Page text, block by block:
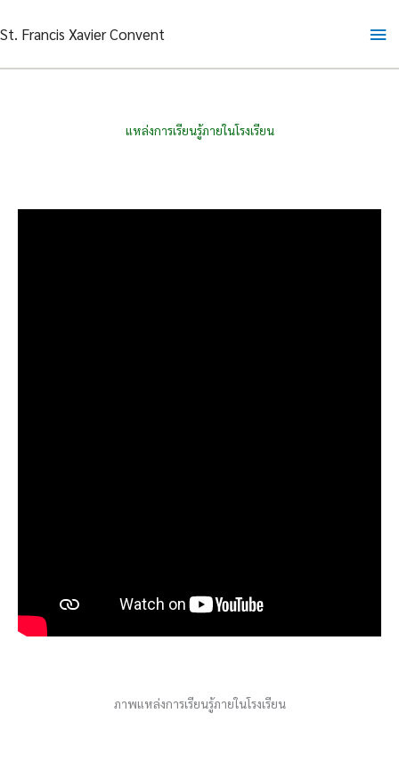
to
St. Francis Xavier Convent
แหล่งการเรียนรู้ภายในโรงเรียน
ภาพแหล่งการเรียนรู้ภายในโรงเรียน